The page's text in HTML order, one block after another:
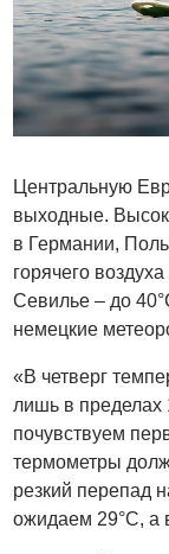
Центральную
выходные.
в Германии,
горячего
Севилье – до
немецкие
«В четверг
лишь в пределах
почувствуем
термометры
резкий перепад
ожидаем 29°C, а